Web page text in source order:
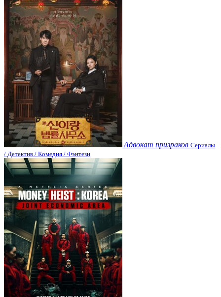
Адвокат призраков Сериалы
/ Детектив / Комедия / Фэнтези